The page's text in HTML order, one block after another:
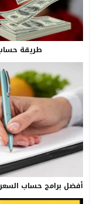
طريقة حساب
أفضل برامج حساب